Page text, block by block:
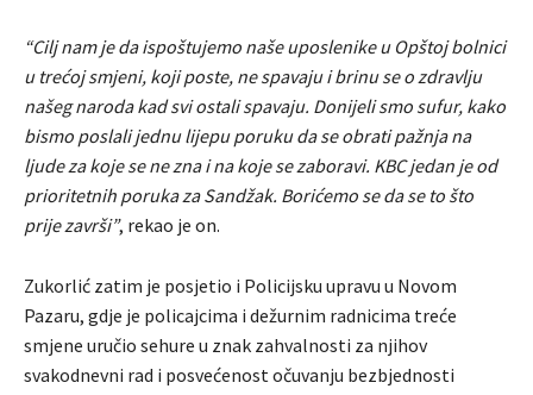
“Cilj nam je da ispoštujemo naše uposlenike u Opštoj bolnici
u trećoj smjeni, koji poste, ne spavaju i brinu se o zdravlju
našeg naroda kad svi ostali spavaju. Donijeli smo sufur, kako
bismo poslali jednu lijepu poruku da se obrati pažnja na
ljude za koje se ne zna i na koje se zaboravi. KBC jedan je od
prioritetnih poruka za Sandžak. Borićemo se da se to što
prije završi”, rekao je on.
Zukorlić zatim je posjetio i Policijsku upravu u Novom
Pazaru, gdje je policajcima i dežurnim radnicima treće
smjene uručio sehure u znak zahvalnosti za njihov
svakodnevni rad i posvećenost očuvanju bezbjednosti